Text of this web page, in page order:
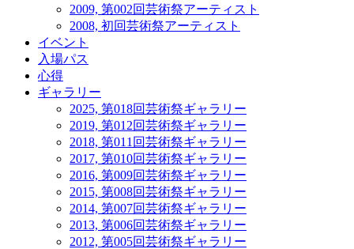
2009, 第002回芸術祭アーティスト
2008, 初回芸術祭アーティスト
イベント
入場パス
心得
ギャラリー
2025, 第018回芸術祭ギャラリー
2019, 第012回芸術祭ギャラリー
2018, 第011回芸術祭ギャラリー
2017, 第010回芸術祭ギャラリー
2016, 第009回芸術祭ギャラリー
2015, 第008回芸術祭ギャラリー
2014, 第007回芸術祭ギャラリー
2013, 第006回芸術祭ギャラリー
2012, 第005回芸術祭ギャラリー